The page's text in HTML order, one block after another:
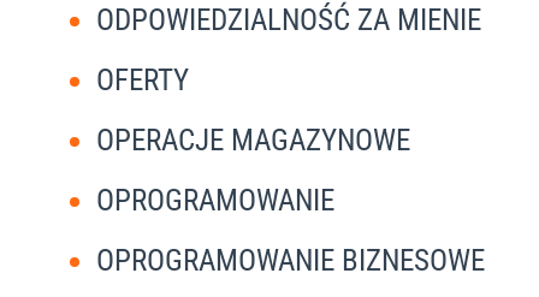
ODPOWIEDZIALNOŚĆ ZA MIENIE
OFERTY
OPERACJE MAGAZYNOWE
OPROGRAMOWANIE
OPROGRAMOWANIE BIZNESOWE